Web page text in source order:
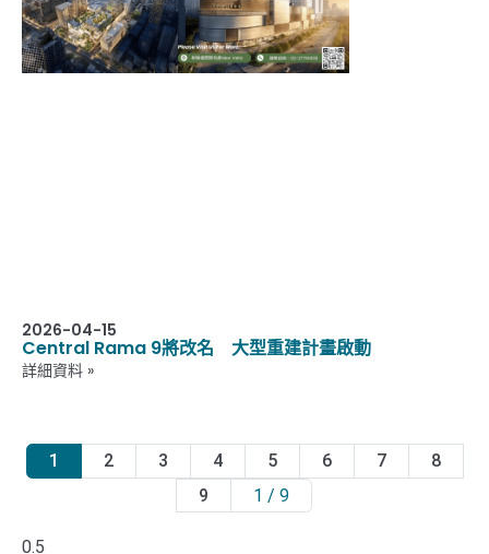
2026-04-15
Central Rama 9將改名 大型重建計畫啟動
詳細資料 »
1 2 3 4 5 6 7
8
9
1 / 9